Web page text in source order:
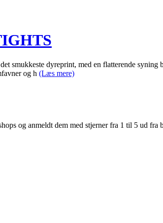
smukkeste dyreprint, med en flatterende
og h (Læs mere)
og anmeldt dem med stjerner fra 1 til 5 ud